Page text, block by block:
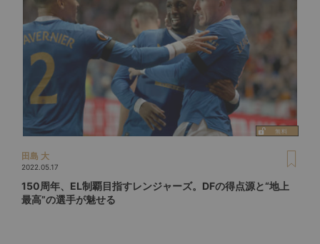
田島 大
2022.05.17
150周年、EL制覇目指すレンジャーズ。DFの得点源と“地上
最高”の選手が魅せる